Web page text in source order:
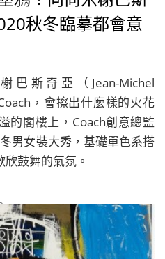
秋冬臨摹都會意
巴斯奇亞（Jean-Michel
，會擦出什麼樣的火花
的閣樓上，Coach創意總監
男女裝大秀，基礎單色系搭
鼓舞的氣氛。